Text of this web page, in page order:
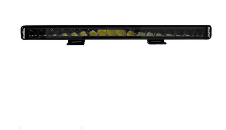
Kaukovalot